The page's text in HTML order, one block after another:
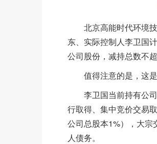
北京高能时代环境技
东、实际控制人李卫国
公司股份，减持总数不
值得注意的是，这是
李卫国当前持有公司
行取得、集中竞价交易
公司总股本1%），大宗
人债务。